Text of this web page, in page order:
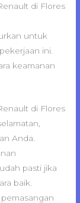
di Flores
untuk
ini.
keamanan
di Flores
Anda.
pasti jika
baik.